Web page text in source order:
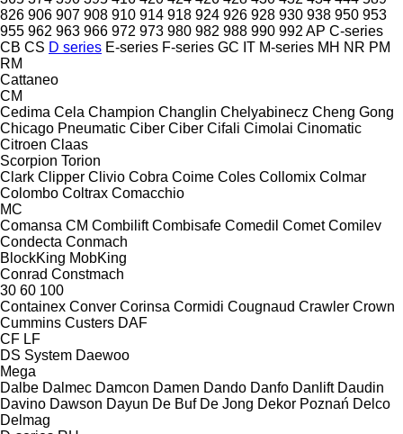
826 906 907 908 910 914 918 924 926 928 930 938 950 953
955 962 963 966 972 973 980 982 988 990 992 AP C-series
CB CS D series E-series F-series GC IT M-series MH NR PM
RM
Cattaneo
CM
Cedima Cela Champion Changlin Chelyabinecz Cheng Gong
Chicago Pneumatic Ciber Ciber Cifali Cimolai Cinomatic
Citroen Claas
Scorpion Torion
Clark Clipper Clivio Cobra Coime Coles Collomix Colmar
Colombo Coltrax Comacchio
MC
Comansa CM Combilift Combisafe Comedil Comet Comilev
Condecta Conmach
BlockKing MobKing
Conrad Constmach
30 60 100
Containex Conver Corinsa Cormidi Cougnaud Crawler Crown
Cummins Custers DAF
CF LF
DS System Daewoo
Mega
Dalbe Dalmec Damcon Damen Dando Danfo Danlift Daudin
Davino Dawson Dayun De Buf De Jong Dekor Poznań Delco
Delmag